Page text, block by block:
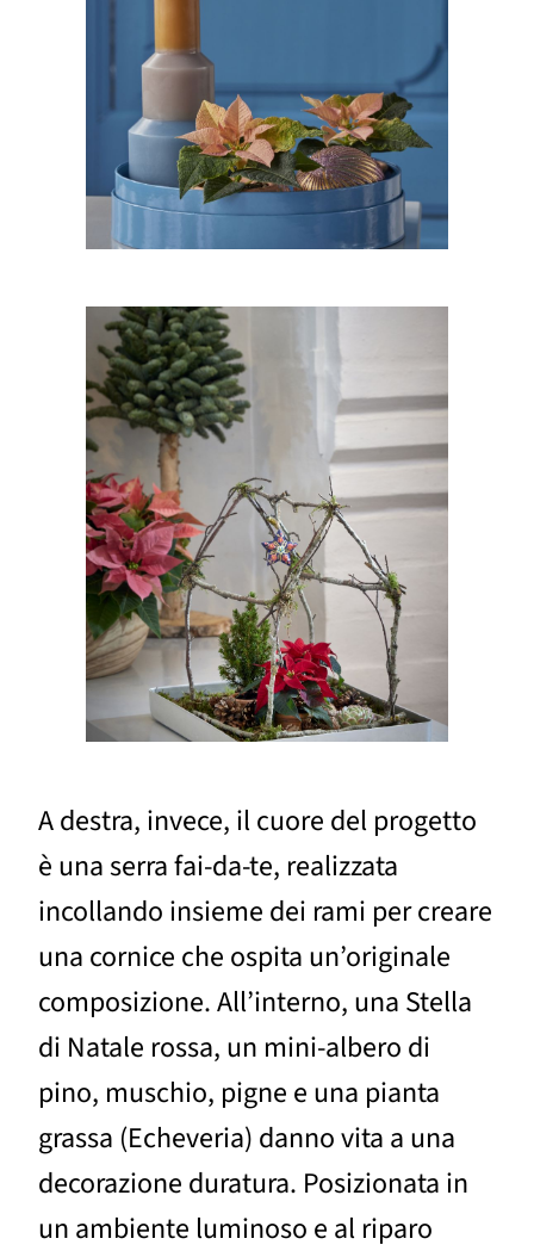
A destra, invece, il cuore del progetto
è una serra fai-da-te, realizzata
incollando insieme dei rami per creare
una cornice che ospita un’originale
composizione. All’interno, una Stella
di Natale rossa, un mini-albero di
pino, muschio, pigne e una pianta
grassa (Echeveria) danno vita a una
decorazione duratura. Posizionata in
un ambiente luminoso e al riparo